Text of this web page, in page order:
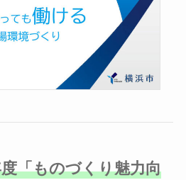
「ものづくり魅力向